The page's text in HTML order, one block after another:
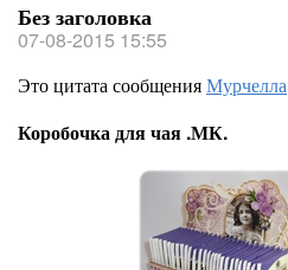
Без заголовка
07-08-2015 15:55
Это цитата сообщенияМурчелла
Коробочка для чая .МК.